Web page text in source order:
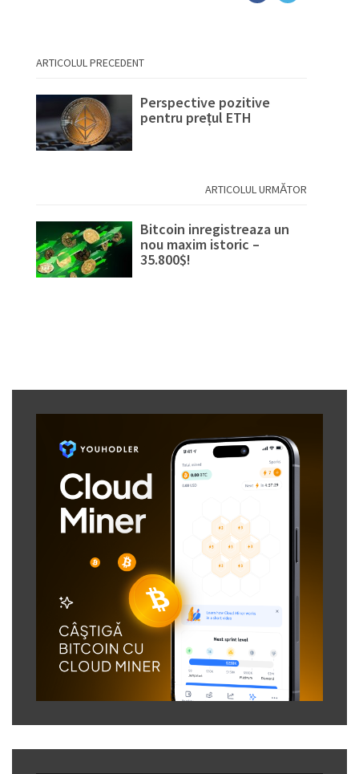
ARTICOLUL PRECEDENT
Perspective pozitive
pentru prețul ETH
ARTICOLUL URMĂTOR
Bitcoin inregistreaza un
nou maxim istoric –
35.800$!